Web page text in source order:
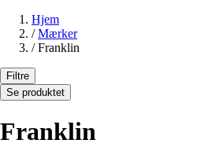
Hjem
/ Mærker
/ Franklin
Filtre
Se produktet
Franklin